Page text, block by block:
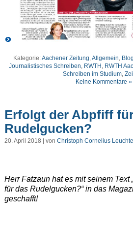
Kategorie:Aachener Zeitung ,Allgemein
Journalistisches Schreiben RWTH RWTH
Schreiben im Studium ,
Keine Kommentare »
Erfolgt der Abpfiff
Rudelgucken?
20. April 2018 | von Christoph Cornelius
Herr Fatzaun hat es mit seinem Text
für das Rudelgucken?“ in das
geschafft!